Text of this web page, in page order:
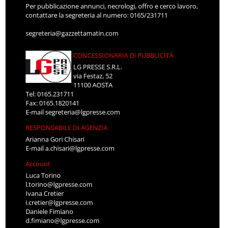
Per pubblicazione annunci, necrologi, offro e cerco lavoro,
contattare la segreteria al numero: 0165/231711
segreteria@gazzettamatin.com
CONCESSIONARIA DI PUBBLICITÀ
LG PRESSE S.R.L.
via Festaz, 52
11100 AOSTA
Tel: 0165.231711
Fax: 0165.1820141
E-mailsegreteria@lgpresse.com
RESPONSABILE DI AGENZIA
Arianna Gori Chisari
E-maila.chisari@lgpresse.com
Account
Luca Torino
l.torino@lgpresse.com
Ivana Cretier
i.cretier@lgpresse.com
Daniele Fimiano
d.fimiano@lgpresse.com